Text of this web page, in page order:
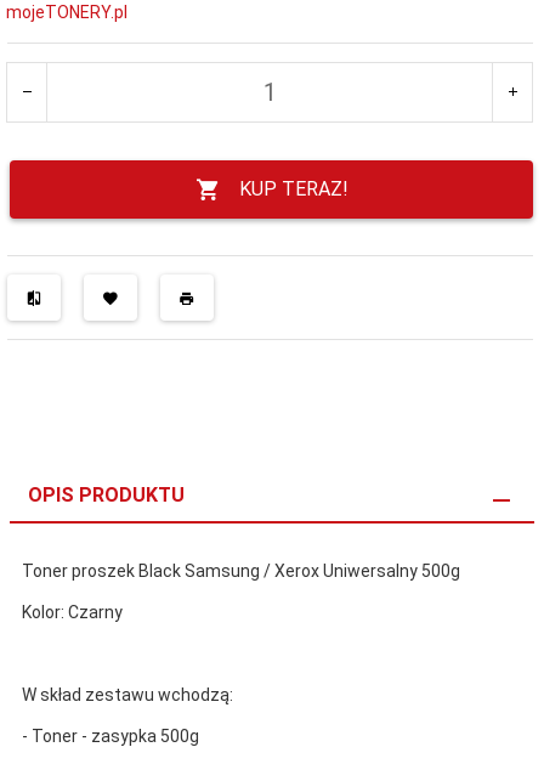
mojeTONERY.pl
KUP TERAZ!
OPIS PRODUKTU
Toner proszek Black Samsung / Xerox Uniwersalny 500g
Kolor: Czarny
W skład zestawu wchodzą:
- Toner - zasypka 500g